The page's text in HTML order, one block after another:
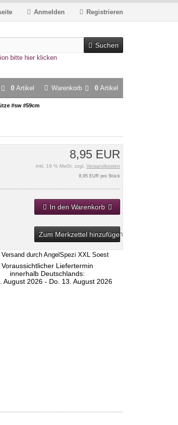
Registrieren
Anmelden
Suchen
bitte hier klicken
Warenkorb 0 Artikel
0 Artikel
#sw #59cm
8,95 EUR
inkl. 19 % MwSt. zzgl. Versandkosten
8,95 EUR pro Stück
In den Warenkorb
Zum Merkzettel hinzufügen
Versand durchAngelSpezi XXL Soest
Voraussichtlicher Liefertermin
innerhalb Deutschlands:
August 2026 - Do. 13. August 2026